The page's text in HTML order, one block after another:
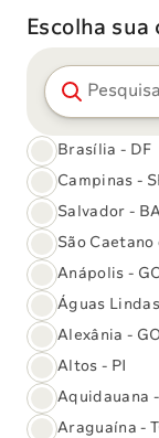
Calendário
De
Conheça todo
hora de dar o
ano inteiro. A
família!
Prematuro
Escolha sua
Pesquisar
Brasília - DF
Campinas -
Salvador -
São Caetano
Anápolis -
Águas
Alexânia -
Altos - PI
Aquidauana
Araguaína -